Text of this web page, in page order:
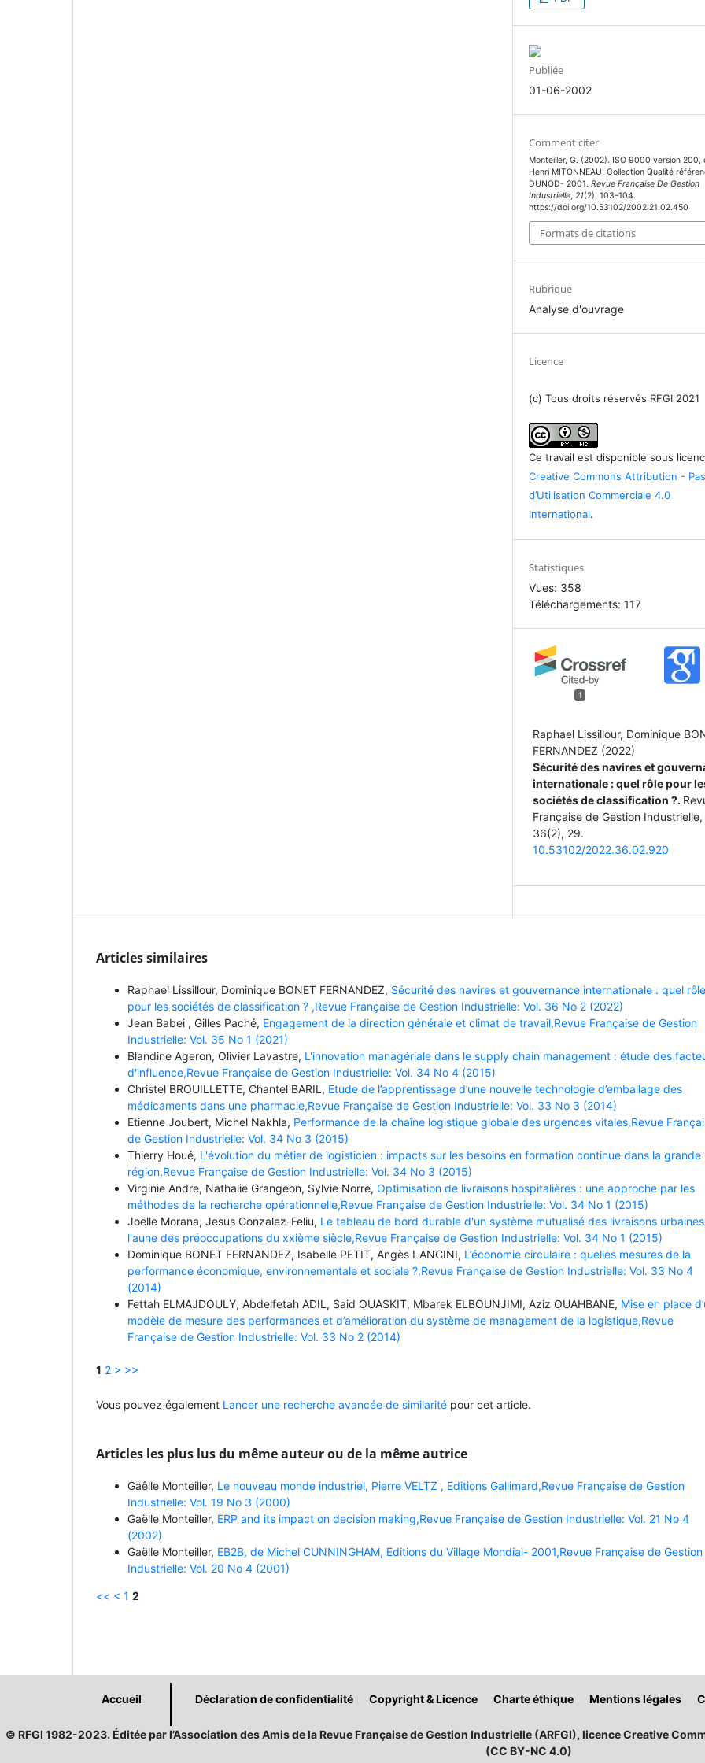
Publiée
01-06-2002
Comment citer
Monteiller, G. (2002). ISO 9000 version 200,
Henri MITONNEAU, Collection Qualité
DUNOD- 2001.Revue Française De Gestion
Industrielle,21(2), 103–104.
https://doi.org/10.53102/2002.21.02.450
Formats de citations
Rubrique
Analyse d'ouvrage
Licence
(c) Tous droits réservés RFGI 2021
Ce travail est disponible sous
Creative Commons Attribution - Pas
d’Utilisation Commerciale 4.0
International.
Statistiques
Vues: 358
Téléchargements: 117
1
Raphael Lissillour, Dominique
FERNANDEZ (2022)
Sécurité des navires et
internationale : quel rôle pour
sociétés de classification ?.
Française de Gestion Industrielle,
36(2), 29.
10.53102/2022.36.02.920
Articles similaires
Raphael Lissillour, Dominique BONET FERNANDEZ, Sécurité des navires et gouvernance internationale : quel rôle
pour les sociétés de classification ? ,Revue Française de Gestion Industrielle: Vol. 36 No 2 (2022)
Jean Babei , Gilles Paché, Engagement de la direction générale et climat de travail,Revue Française de Gestion
Industrielle: Vol. 35 No 1 (2021)
Blandine Ageron, Olivier Lavastre, L'innovation managériale dans le supply chain management : étude des
d'influence,Revue Française de Gestion Industrielle: Vol. 34 No 4 (2015)
Christel BROUILLETTE, Chantel BARIL, Etude de l’apprentissage d’une nouvelle technologie d’emballage des
médicaments dans une pharmacie,Revue Française de Gestion Industrielle: Vol. 33 No 3 (2014)
Etienne Joubert, Michel Nakhla, Performance de la chaîne logistique globale des urgences vitales,Revue
de Gestion Industrielle: Vol. 34 No 3 (2015)
Thierry Houé, L'évolution du métier de logisticien : impacts sur les besoins en formation continue dans la grande
région,Revue Française de Gestion Industrielle: Vol. 34 No 3 (2015)
Virginie Andre, Nathalie Grangeon, Sylvie Norre, Optimisation de livraisons hospitalières : une approche par les
méthodes de la recherche opérationnelle,Revue Française de Gestion Industrielle: Vol. 34 No 1 (2015)
Joëlle Morana, Jesus Gonzalez-Feliu, Le tableau de bord durable d'un système mutualisé des livraisons
l'aune des préoccupations du xxième siècle,Revue Française de Gestion Industrielle: Vol. 34 No 1 (2015)
Dominique BONET FERNANDEZ, Isabelle PETIT, Angès LANCINI, L’économie circulaire : quelles mesures de la
performance économique, environnementale et sociale ?,Revue Française de Gestion Industrielle: Vol. 33 No 4
(2014)
Fettah ELMAJDOULY, Abdelfetah ADIL, Said OUASKIT, Mbarek ELBOUNJIMI, Aziz OUAHBANE, Mise en place
modèle de mesure des performances et d’amélioration du système de management de la logistique,Revue
Française de Gestion Industrielle: Vol. 33 No 2 (2014)
1 2 > >>
Vous pouvez également Lancer une recherche avancée de similarité pour cet article.
Articles les plus lus du même auteur ou de la même autrice
Gaêlle Monteiller, Le nouveau monde industriel, Pierre VELTZ , Editions Gallimard,Revue Française de Gestion
Industrielle: Vol. 19 No 3 (2000)
Gaëlle Monteiller, ERP and its impact on decision making,Revue Française de Gestion Industrielle: Vol. 21 No 4
(2002)
Gaëlle Monteiller, EB2B, de Michel CUNNINGHAM, Editions du Village Mondial- 2001,Revue Française de Gestion
Industrielle: Vol. 20 No 4 (2001)
<< < 1 2
Accueil Déclaration de confidentialité Copyright & Licence Charte éthique Mentions légales
© RFGI 1982-2023. Éditée par l’Association des Amis de la Revue Française de Gestion Industrielle (ARFGI), licence Creative
(CC BY-NC 4.0)